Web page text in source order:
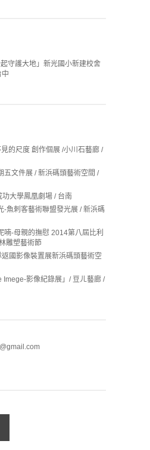
守護大地」新光國小新建校舍
中
的尺度 創作個展 /小川石藝廊 /
五文件展 / 新浜碼頭藝術空間 /
大學鳳凰劇場 / 台南
-魚刺客藝術聯盟發光展 / 新浜碼
-母親的撫慰 2014第八屆比利
雕塑藝術節
國影像裝置展新浜碼頭藝術空
Imege-影像紀錄展」/ 豆ㄦ藝廊 /